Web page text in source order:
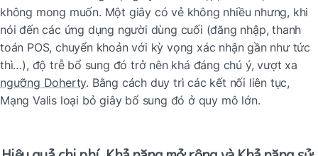
không mong muốn. Một giây có vẻ không nhiều nhưng, khi
nói đến các ứng dụng người dùng cuối (đăng nhập, thanh
toán POS, chuyển khoản với kỳ vọng xác nhận gần như tức
ngưỡng Doherty. Bằng cách duy trì các kết nối liên tục,
Mạng Valis loại bỏ giây bổ sung đó ở quy mô lớn.